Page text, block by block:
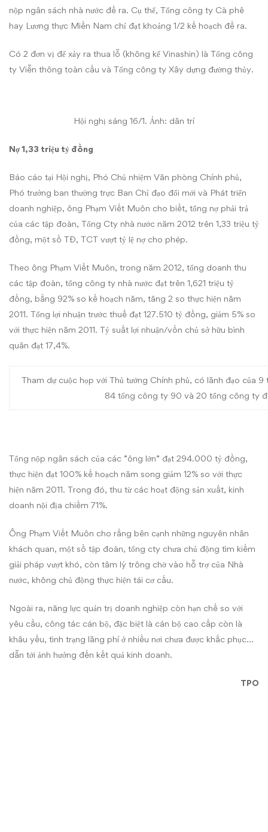
nộp ngân sách nhà nước đề ra. Cụ thể, Tổng công ty Cà phê
hay Lương thực Miền Nam chỉ đạt khoảng 1/2 kế hoạch đề ra.
Có 2 đơn vị để xảy ra thua lỗ (không kể Vinashin) là Tổng công
ty Viễn thông toàn cầu và Tổng công ty Xây dựng đường thủy.
Hội nghị sáng 16/1. Ảnh: dân trí
Nợ 1,33 triệu tỷ đồng
Báo cáo tại Hội nghị, Phó Chủ nhiệm Văn phòng Chính phủ,
Phó trưởng ban thường trực Ban Chỉ đạo đổi mới và Phát triển
doanh nghiệp, ông Phạm Viết Muôn cho biết, tổng nợ phải trả
của các tập đoàn, Tổng Cty nhà nước năm 2012 trên 1,33 triệu tỷ
đồng, một số TĐ, TCT vượt tỷ lệ nợ cho phép.
Theo ông Phạm Viết Muôn, trong năm 2012, tổng doanh thu
các tập đoàn, tổng công ty nhà nước đạt trên 1,621 triệu tỷ
đồng, bằng 92% so kế hoạch năm, tăng 2 so thực hiện năm
2011. Tổng lợi nhuận trước thuế đạt 127.510 tỷ đồng, giảm 5% so
với thực hiện năm 2011. Tỷ suất lợi nhuận/vốn chủ sở hữu bình
quân đạt 17,4%.
Tham dự cuộc họp với Thủ tướng Chính phủ, có lãnh đạo của
84 tổng công ty 90 và 20 tổng công ty
Tổng nộp ngân sách của các “ông lớn” đạt 294.000 tỷ đồng,
thực hiện đạt 100% kế hoạch năm song giảm 12% so với thực
hiện năm 2011. Trong đó, thu từ các hoạt động sản xuất, kinh
doanh nội địa chiếm 71%.
Ông Phạm Viết Muôn cho rằng bên cạnh những nguyên nhân
khách quan, một số tập đoàn, tổng cty chưa chủ động tìm kiếm
giải pháp vượt khó, còn tâm lý trông chờ vào hỗ trợ của Nhà
nước, không chủ động thực hiện tái cơ cấu.
Ngoài ra, năng lực quản trị doanh nghiệp còn hạn chế so với
yêu cầu, công tác cán bộ, đặc biệt là cán bộ cao cấp còn là
khâu yếu, tình trạng lãng phí ở nhiều nơi chưa được khắc phục…
dẫn tới ảnh hưởng đến kết quả kinh doanh.
TPO